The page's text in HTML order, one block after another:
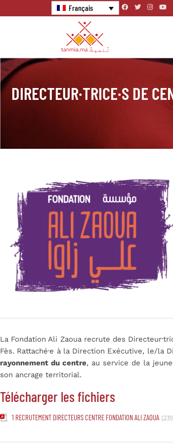
Français
DIRECTEUR·TRICE·S DE
La Fondation Ali Zaoua recrute des
Fès. Rattaché·e à la Direction Exécutive, le/la
rayonnement du centre, au service de la
son ancrage territorial.
Télécharger les fichiers
1 RECRUTEMENT DIRECTEURS CENTRE FONDATION ALI ZAOUA